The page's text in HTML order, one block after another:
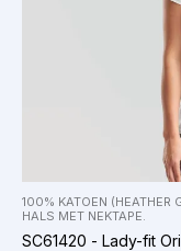
100% KATOEN (HEATHER
HALS MET NEKTAPE.
SC61420 - Lady-fit